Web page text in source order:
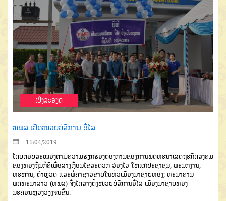
ເບີ່ງລະອຽດ
ທພລ ເປີດໜ່ວຍບໍລິການ ອີ່ໄລ
11/04/2019
ໂດຍຕອບສະໜອງຕາມຄວາມຮຽກຮ້ອງຕ້ອງການຂອງການພັດທະນາເສດຖະກິດສັງຄົມ
ຂອງທ້ອງຖິ່ນກໍ່ຄືເພື່ອສ້າງເງື່ອນໄຂສະດວກ-ວ່ອງໄວ ໃຫ້ແກ່ປະຊາຊົນ, ພະນັກງານ,
ທະຫານ, ຕຳຫຼວດ ແລະພໍ່ຄ້າຊາວຂາຍໃນທົ່ວເມືອງນາຊາຍທອງ; ທະນາຄານ
ພັດທະນາລາວ (ທພລ) ຈິ່ງໄດ້ສ້າງຕັ້ງໜ່ວຍບໍລິການອີ່ໄລ ເມືອງນາຊາຍທອງ
ນະຄອນຫຼວງວຽງຈັນຂຶ້ນ.